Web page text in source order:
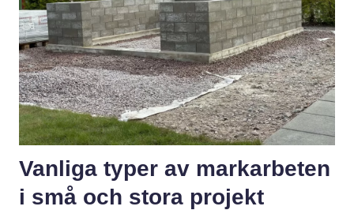
Vanliga typer av markarbeten
i små och stora projekt